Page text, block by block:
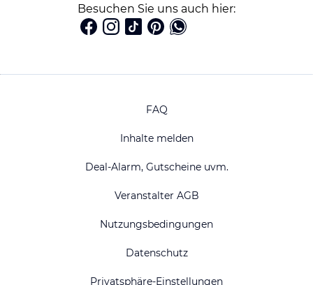
Besuchen Sie uns auch hier:
FAQ
Inhalte melden
Deal-Alarm, Gutscheine uvm.
Veranstalter AGB
Nutzungsbedingungen
Datenschutz
Privatsphäre-Einstellungen